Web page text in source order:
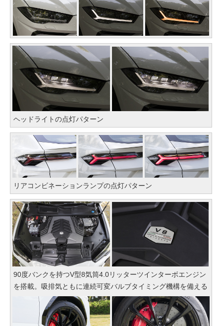
ヘッドライトの点灯パターン
リアコンビネーションランプの点灯パターン
90度バンクを持つV型8気筒4.0リッターツインターボエンジン
を搭載。吸排気ともに連続可変バルブタイミング機構を備える